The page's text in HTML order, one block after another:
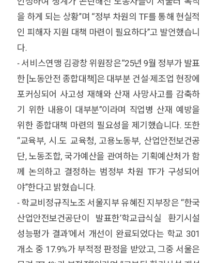
을 하게 되는 상황”며 “정부 차원의 TF를 통해 현실적
인 피해자 지원 대책 마련이 필요하다”고 발언했습니
다.
- 서비스연맹 김광창 위원장은“25년 9월 정부가 발표
한 [노동안전 종합대책]은 대부분 건설·제조업 현장에
포커싱되어 사고성 재해와 산재 사망사고를 감축하
기 위한 내용이 대부분”이라며 직업병 산재 예방을
위한 종합대책 마련의 필요성을 제기했습니다. 또한
“교육부, 시.도 교육청, 고용노동부, 산업안전보건공
단, 노동조합, 국가예산을 관여하는 기획예산처가 함
께 논의하고 결정하는 범정부 차원 TF가 구성되어
야”한다고 밝혔습니다.
- 학교비정규직노조 서울지부 유혜진 지부장은 “한국
산업안전보건공단이 발표한‘학교급식실 환기시설
성능평가 결과’에서 개선이 완료되었다는 학교 301
개소 중 17.9%가 부적정 판정을 받았고, 그중 서울은